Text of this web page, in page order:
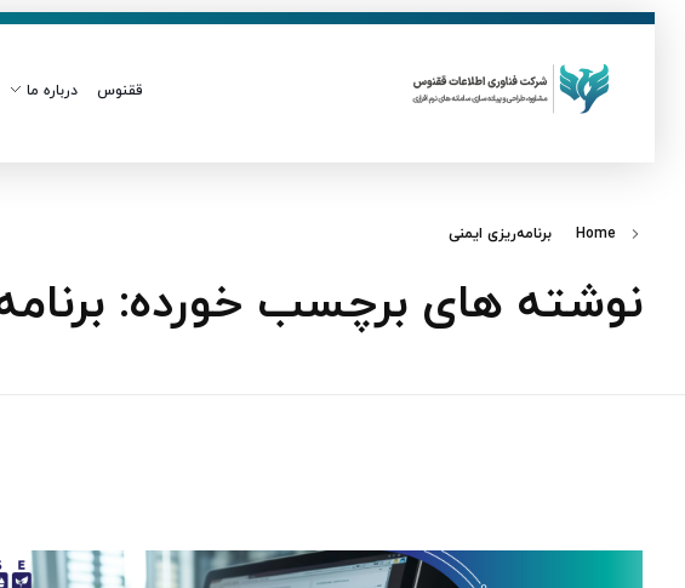
ققنوس درباره ما
Home برنامه‌ریزی ایمنی
نوشته های برچسب خورده: